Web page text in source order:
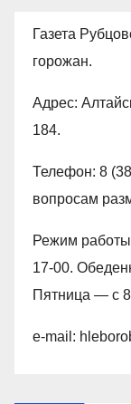
Газета
горожан.
Адрес:
184.
Телефон: 8
вопросам
Режим
17-00.
Пятница — с
e-mail: